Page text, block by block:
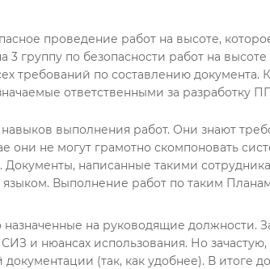
проведение работ на высоте,
по безопасности работ на
требований по составлению
ответственными за разработку
выполнения работ. Они знают
не могут грамотно скомпоновать
Документы, написанные такими
Выполнение работ по таким
на руководящие должности.
и нюансах использования. Но
(так, как удобнее). В итоге